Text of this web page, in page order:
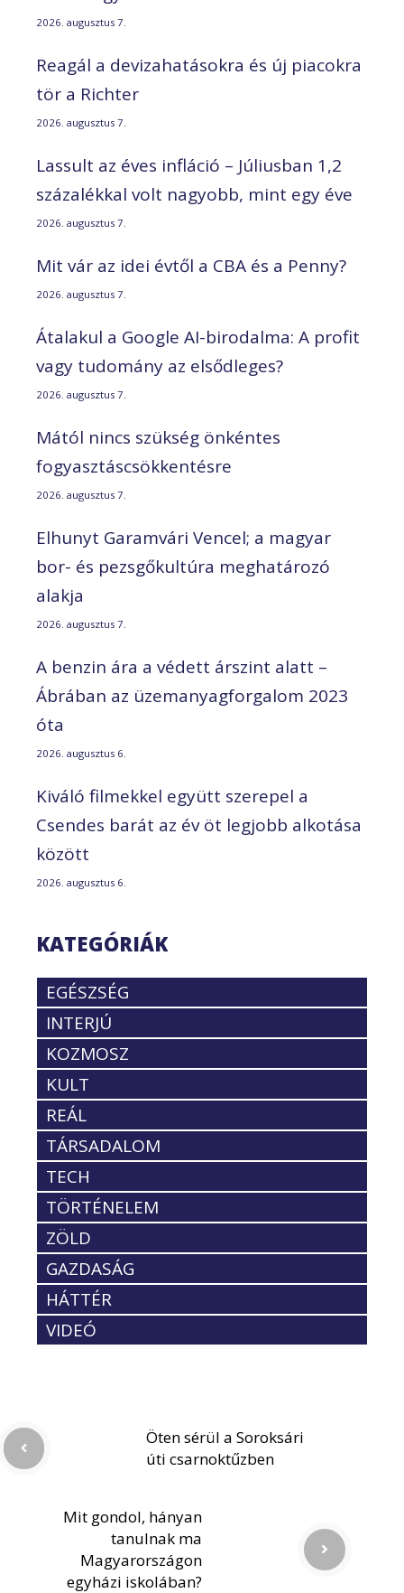
2026. augusztus 7.
Reagál a devizahatásokra és új piacokra
tör a Richter
2026. augusztus 7.
Lassult az éves infláció – Júliusban 1,2
százalékkal volt nagyobb, mint egy éve
2026. augusztus 7.
Mit vár az idei évtől a CBA és a Penny?
2026. augusztus 7.
Átalakul a Google AI-birodalma: A profit
vagy tudomány az elsődleges?
2026. augusztus 7.
Mától nincs szükség önkéntes
fogyasztáscsökkentésre
2026. augusztus 7.
Elhunyt Garamvári Vencel; a magyar
bor- és pezsgőkultúra meghatározó
alakja
2026. augusztus 7.
A benzin ára a védett árszint alatt –
Ábrában az üzemanyagforgalom 2023
óta
2026. augusztus 6.
Kiváló filmekkel együtt szerepel a
Csendes barát az év öt legjobb alkotása
között
2026. augusztus 6.
KATEGÓRIÁK
EGÉSZSÉG
INTERJÚ
KOZMOSZ
KULT
REÁL
TÁRSADALOM
TECH
TÖRTÉNELEM
ZÖLD
GAZDASÁG
HÁTTÉR
VIDEÓ
Öten sérül a Soroksári
úti csarnoktűzben
Mit gondol, hányan
tanulnak ma
Magyarországon
egyházi iskolában?